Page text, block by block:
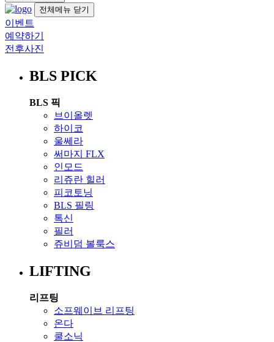
전체메뉴 닫기
이벤트
예약하기
전후사진
BLS PICK
BLS 픽
브이올렛
하이코
울쎄라
써마지 FLX
인모드
리쥬란 힐러
피코토닝
BLS 필링
톡신
필러
쥬비덤 볼룩스
LIFTING
리프팅
소프웨이브 리프팅
온다
쿨소닉